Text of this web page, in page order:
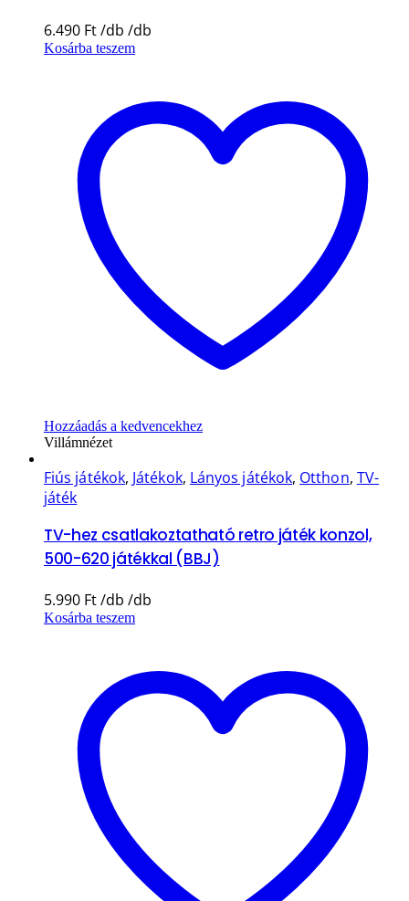
6.490 Ft
Kosárba teszem
Hozzáadás a kedvencekhez
Villámnézet
Fiús játékok, Játékok, Lányos játékok, Otthon, TV-
játék
TV-hez csatlakoztatható retro játék konzol,
500-620 játékkal (BBJ)
5.990 Ft
Kosárba teszem